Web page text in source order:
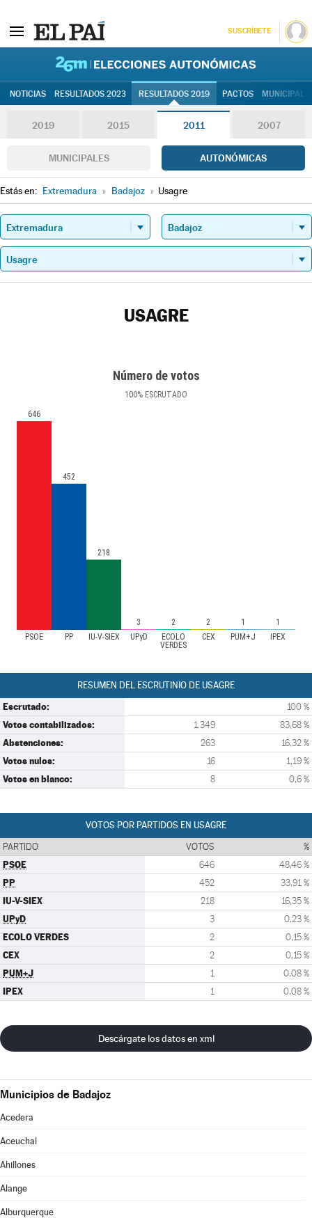
SUSCRÍBETE
NOTICIAS RESULTADOS 2023 RESULTADOS 2019 PACTOS
2019 2015 2011 2007
MUNICIPALES AUTONÓMICAS
Estás en: Extremadura » Badajoz » Usagre
USAGRE
Número de votos
100% ESCRUTADO
PSOE PP IU-V-SIEX UPyD
ECOLO
VERDES
CEX PUM+J IPEX
646
452
218
3 2 2 1 1
RESUMEN DEL ESCRUTINIO DE USAGRE
Escrutado: 100 %
Votos contabilizados: 1.349 83,68 %
Abstenciones: 263 16,32 %
Votos nulos: 16 1,19 %
Votos en blanco: 8 0,6 %
VOTOS POR PARTIDOS EN USAGRE
PARTIDO VOTOS %
PSOE 646 48,46 %
PP 452 33,91 %
IU-V-SIEX 218 16,35 %
UPyD 3 0,23 %
ECOLO VERDES 2 0,15 %
CEX 2 0,15 %
PUM+J 1 0,08 %
IPEX 1 0,08 %
Descárgate los datos en xml
Municipios de Badajoz
Acedera
Aceuchal
Ahillones
Alange
Alburquerque